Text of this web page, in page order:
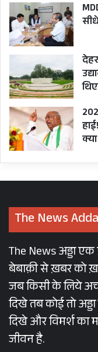
The News Adda
The News अड्डा एक
बेबाक़ी से ख़बर को
जब किसी के लिये
दिखे तब कोई तो
दिखे और विमर्श का
जीवन है.